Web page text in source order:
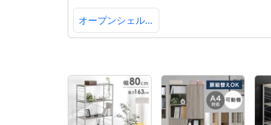
オープンシェルフ